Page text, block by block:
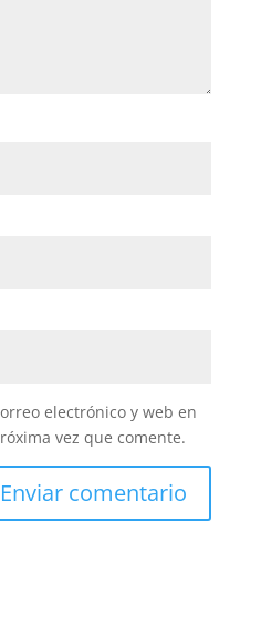
electrónico y web en
vez que comente.